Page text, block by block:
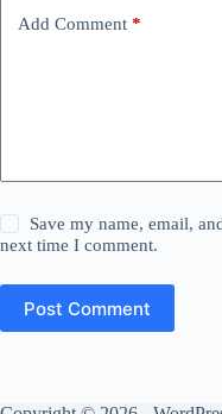
Add Comment *
Save my name, email,
next time I comment.
Post Comment